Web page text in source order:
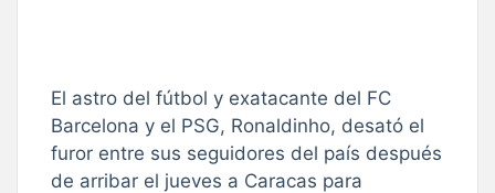
El astro del fútbol y exatacante del FC
Barcelona y el PSG, Ronaldinho, desató el
furor entre sus seguidores del país después
de arribar el jueves a Caracas para